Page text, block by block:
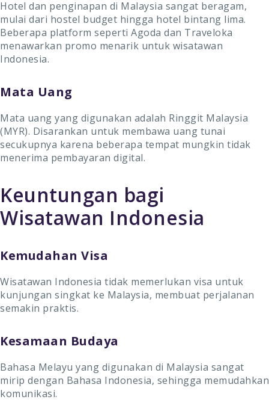
Hotel dan penginapan di Malaysia sangat beragam,
mulai dari hostel budget hingga hotel bintang lima.
Beberapa platform seperti Agoda dan Traveloka
menawarkan promo menarik untuk wisatawan
Indonesia.
Mata Uang
Mata uang yang digunakan adalah Ringgit Malaysia
(MYR). Disarankan untuk membawa uang tunai
secukupnya karena beberapa tempat mungkin tidak
menerima pembayaran digital.
Keuntungan bagi
Wisatawan Indonesia
Kemudahan Visa
Wisatawan Indonesia tidak memerlukan visa untuk
kunjungan singkat ke Malaysia, membuat perjalanan
semakin praktis.
Kesamaan Budaya
Bahasa Melayu yang digunakan di Malaysia sangat
mirip dengan Bahasa Indonesia, sehingga memudahkan
komunikasi.